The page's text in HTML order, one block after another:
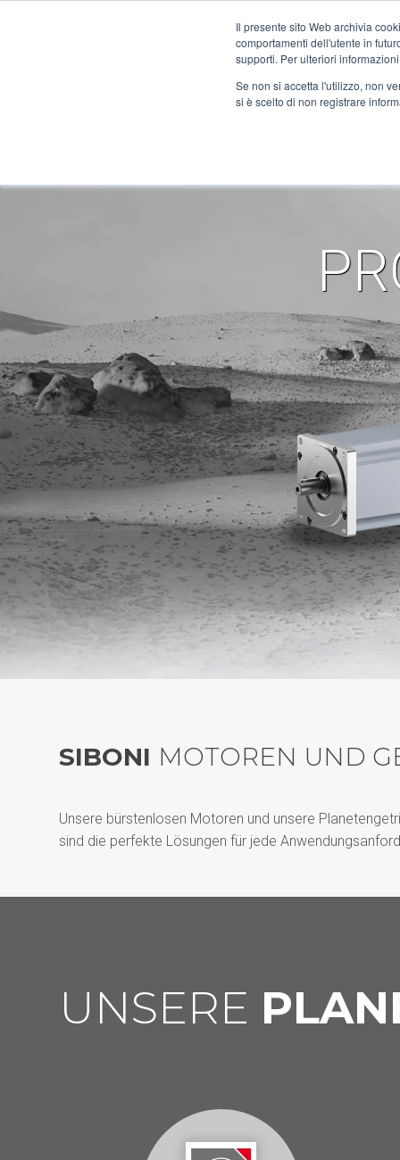
Il presente sito Web archivia
comportamenti dell'utente in
supporti. Per ulteriori
Se non si accetta l'utilizzo, non
si è scelto di non registrare
COMPANY SI PLANETS
NXH
SIBONI MOTOREN UND
Unsere bürstenlosen Motoren und unsere
sind die perfekte Lösungen für jede
UNSERE